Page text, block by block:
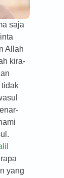
saja
Allah
kira-
tidak
yang